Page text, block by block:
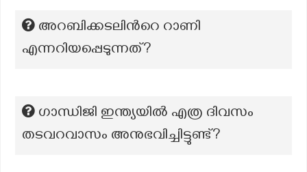
അറബിക്കടലിൻറെ റാണി
എന്നറിയപ്പെടുന്നത്?
ഗാന്ധിജി ഇന്ത്യയിൽ എത്ര ദിവസം
തടവറവാസം അനുഭവിച്ചിട്ടുണ്ട്?